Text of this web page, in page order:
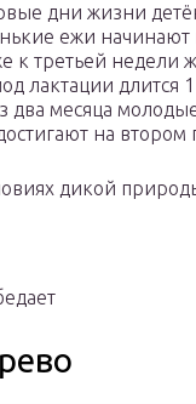
дни жизни
ежи начинают
к третьей недели
лактации длится
два месяца
на втором
дикой